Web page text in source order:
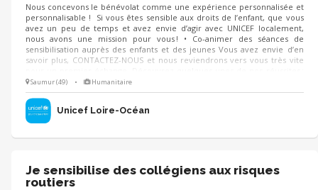
Nous concevons le bénévolat comme une expérience personnalisée et
personnalisable ! Si vous êtes sensible aux droits de l’enfant, que vous
avez un peu de temps et avez envie d’agir avec UNICEF localement,
nous avons une mission pour vous ! • Co-animer des séances de
sensibilisation auprès des enfants et des jeunes Vous avez envie d’en
savoir plus, CONTACTEZ-NOUS et nous reviendrons vers vous très vite
Le Prix littérature jeunesse UNICEF, l'anniversaire de la CIDE le 20
novembre, la consultation nationale..
Saumur (49) • Humanitaire
Unicef Loire-Océan
Je sensibilise des collégiens aux risques
routiers